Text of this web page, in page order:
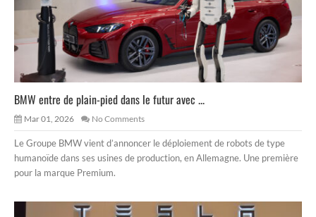
BMW entre de plain-pied dans le futur avec ...
Mar 01, 2026 No Comments
Le Groupe BMW vient d’annoncer le déploiement de robots de type
humanoïde dans ses usines de production, en Allemagne. Une première
pour la marque Premium.